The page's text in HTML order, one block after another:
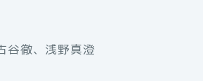
谷徹、浅野真澄